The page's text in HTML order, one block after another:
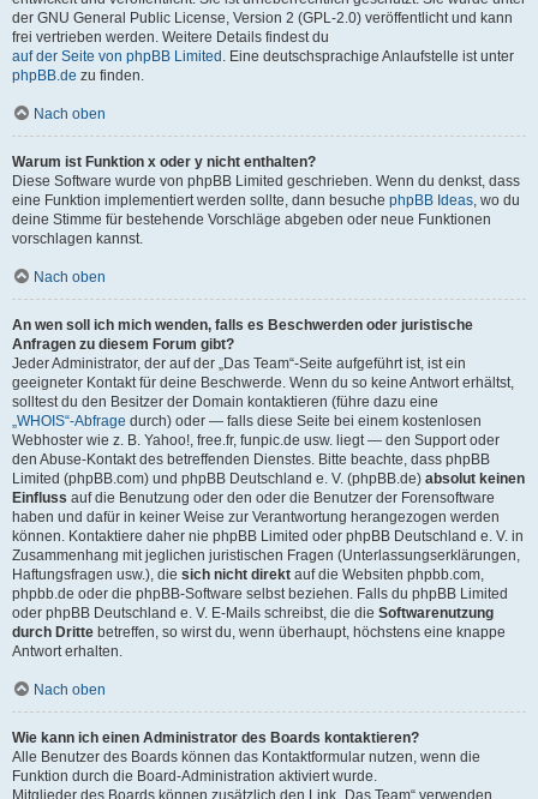
der GNU General Public License, Version 2 (GPL-2.0) veröffentlicht und kann
frei vertrieben werden. Weitere Details findest du
auf der Seite von phpBB Limited . Eine deutschsprachige Anlaufstelle ist unter
phpBB.de zu finden.
Nach oben
Warum ist Funktion x oder y nicht enthalten?
Diese Software wurde von phpBB Limited geschrieben. Wenn du denkst, dass
eine Funktion implementiert werden sollte, dann besuche phpBB Ideas, wo du
deine Stimme für bestehende Vorschläge abgeben oder neue Funktionen
vorschlagen kannst.
Nach oben
An wen soll ich mich wenden, falls es Beschwerden oder juristische
Anfragen zu diesem Forum gibt?
Jeder Administrator, der auf der „Das Team“-Seite aufgeführt ist, ist ein
geeigneter Kontakt für deine Beschwerde. Wenn du so keine Antwort erhältst,
solltest du den Besitzer der Domain kontaktieren (führe dazu eine
„WHOIS“-Abfrage durch) oder — falls diese Seite bei einem kostenlosen
Webhoster wie z. B. Yahoo!, free.fr, funpic.de usw. liegt — den Support oder
den Abuse-Kontakt des betreffenden Dienstes. Bitte beachte, dass phpBB
Limited (phpBB.com) und phpBB Deutschland e. V. (phpBB.de) absolut keinen
Einfluss auf die Benutzung oder den oder die Benutzer der Forensoftware
haben und dafür in keiner Weise zur Verantwortung herangezogen werden
können. Kontaktiere daher nie phpBB Limited oder phpBB Deutschland e. V. in
Zusammenhang mit jeglichen juristischen Fragen (Unterlassungserklärungen,
Haftungsfragen usw.), die sich nicht direkt auf die Websiten phpbb.com,
phpbb.de oder die phpBB-Software selbst beziehen. Falls du phpBB Limited
oder phpBB Deutschland e. V. E-Mails schreibst, die die Softwarenutzung
durch Dritte betreffen, so wirst du, wenn überhaupt, höchstens eine knappe
Antwort erhalten.
Nach oben
Wie kann ich einen Administrator des Boards kontaktieren?
Alle Benutzer des Boards können das Kontaktformular nutzen, wenn die
Funktion durch die Board-Administration aktiviert wurde.
Mitglieder des Boards können zusätzlich den Link „Das Team“ verwenden.